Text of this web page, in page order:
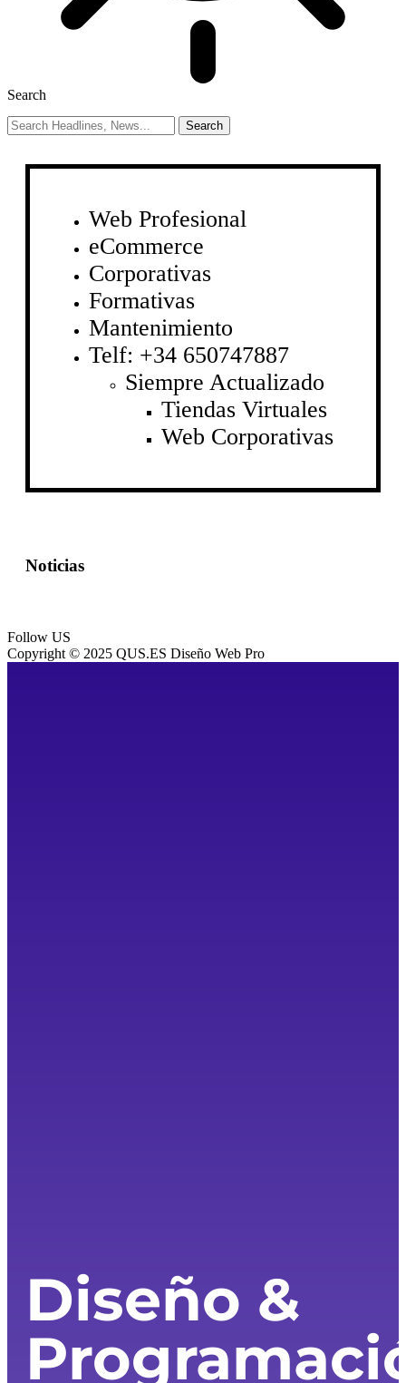
Search
Web Profesional
eCommerce
Corporativas
Formativas
Mantenimiento
Telf: +34 650747887
Siempre Actualizado
Tiendas Virtuales
Web Corporativas
Noticias
Follow US
Copyright © 2025 QUS.ES Diseño Web Pro
Diseño &